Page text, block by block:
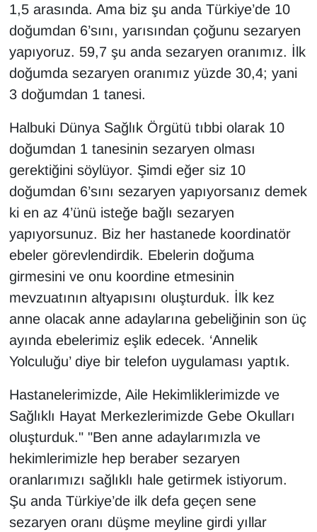
1,5 arasında. Ama biz şu anda Türkiye’de 10
doğumdan 6’sını, yarısından çoğunu sezaryen
yapıyoruz. 59,7 şu anda sezaryen oranımız. İlk
doğumda sezaryen oranımız yüzde 30,4; yani
3 doğumdan 1 tanesi.
Halbuki Dünya Sağlık Örgütü tıbbi olarak 10
doğumdan 1 tanesinin sezaryen olması
gerektiğini söylüyor. Şimdi eğer siz 10
doğumdan 6’sını sezaryen yapıyorsanız demek
ki en az 4’ünü isteğe bağlı sezaryen
yapıyorsunuz. Biz her hastanede koordinatör
ebeler görevlendirdik. Ebelerin doğuma
girmesini ve onu koordine etmesinin
mevzuatının altyapısını oluşturduk. İlk kez
anne olacak anne adaylarına gebeliğinin son üç
ayında ebelerimiz eşlik edecek. ‘Annelik
Yolculuğu’ diye bir telefon uygulaması yaptık.
Hastanelerimizde, Aile Hekimliklerimizde ve
Sağlıklı Hayat Merkezlerimizde Gebe Okulları
oluşturduk." "Ben anne adaylarımızla ve
hekimlerimizle hep beraber sezaryen
oranlarımızı sağlıklı hale getirmek istiyorum.
Şu anda Türkiye’de ilk defa geçen sene
sezaryen oranı düşme meyline girdi yıllar